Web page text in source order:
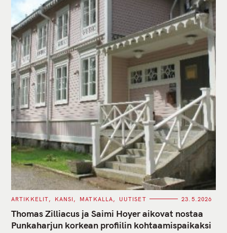
C
T
E
G
O
ARTIKKELIT KANSI MATKALLA UUTISET 23.5.2026
Thomas Zilliacus ja Saimi Hoyer aikovat nostaa
Punkaharjun korkean profiilin kohtaamispaikaksi